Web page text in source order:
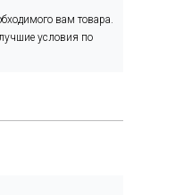
вам товара.
условия по